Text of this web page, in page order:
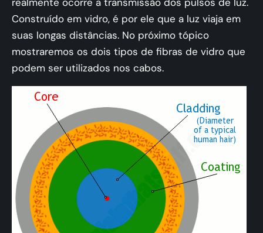
Construído em vidro, é por ele que a luz viaja em
suas longas distâncias. No próximo tópico
mostraremos os dois tipos de fibras de vidro que
podem ser utilizados nos cabos.